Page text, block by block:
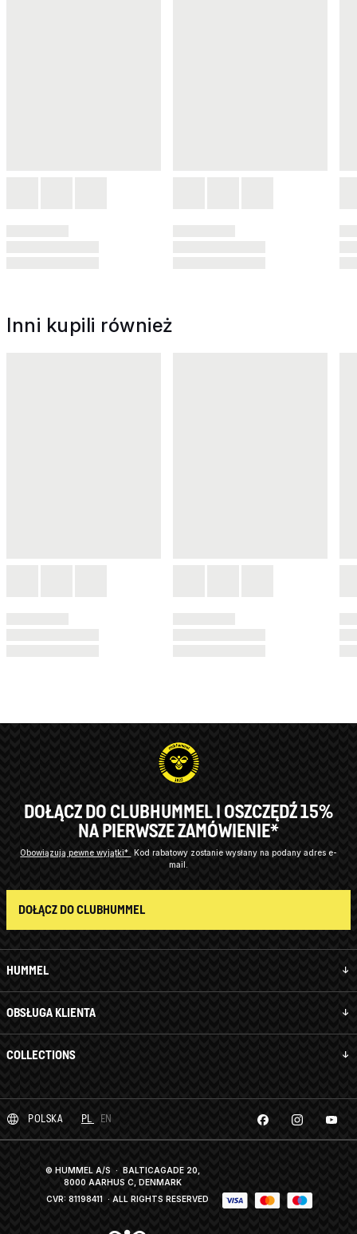
Inni kupili również
HUMMEL
OBSŁUGA KLIENTA
COLLECTIONS
DOŁĄCZ DO CLUBHUMMEL I OSZCZĘDŹ 15%
NA PIERWSZE ZAMÓWIENIE*
Obowiązują pewne wyjątki*
Kod rabatowy zostanie wysłany na podany adres e-
mail.
DOŁĄCZ DO CLUBHUMMEL
POLSKA PL EN
© HUMMEL A/S · BALTICAGADE 20,
8000 AARHUS C, DENMARK
CVR: 81198411 · ALL RIGHTS RESERVED